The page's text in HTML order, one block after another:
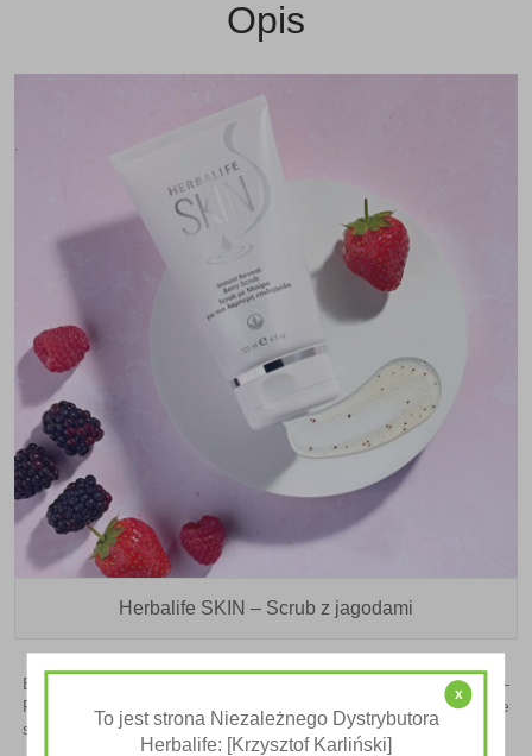
Opis
Herbalife SKIN – Scrub z jagodami
Błyskawicznie Wygładzający Scrub z Jagodami SKIN Herbalife
–
Przywróć życie swojej skórze. Przedstawiamy Ci nasz niezwykle
skuteczny produkt, który wzbudzi w Twojej skórze nowe życie.
x
To jest strona Niezależnego Dystrybutora
Herbalife: [Krzysztof Karliński]